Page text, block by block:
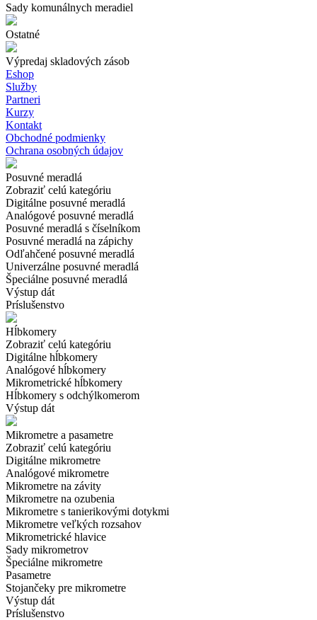
Sady komunálnych meradiel
Ostatné
Výpredaj skladových zásob
Eshop
Služby
Partneri
Kurzy
Kontakt
Obchodné podmienky
Ochrana osobných údajov
Posuvné meradlá
Zobraziť celú kategóriu
Digitálne posuvné meradlá
Analógové posuvné meradlá
Posuvné meradlá s číselníkom
Posuvné meradlá na zápichy
Odľahčené posuvné meradlá
Univerzálne posuvné meradlá
Špeciálne posuvné meradlá
Výstup dát
Príslušenstvo
Hĺbkomery
Zobraziť celú kategóriu
Digitálne hĺbkomery
Analógové hĺbkomery
Mikrometrické hĺbkomery
Hĺbkomery s odchýlkomerom
Výstup dát
Mikrometre a pasametre
Zobraziť celú kategóriu
Digitálne mikrometre
Analógové mikrometre
Mikrometre na závity
Mikrometre na ozubenia
Mikrometre s tanierikovými dotykmi
Mikrometre veľkých rozsahov
Mikrometrické hlavice
Sady mikrometrov
Špeciálne mikrometre
Pasametre
Stojančeky pre mikrometre
Výstup dát
Príslušenstvo